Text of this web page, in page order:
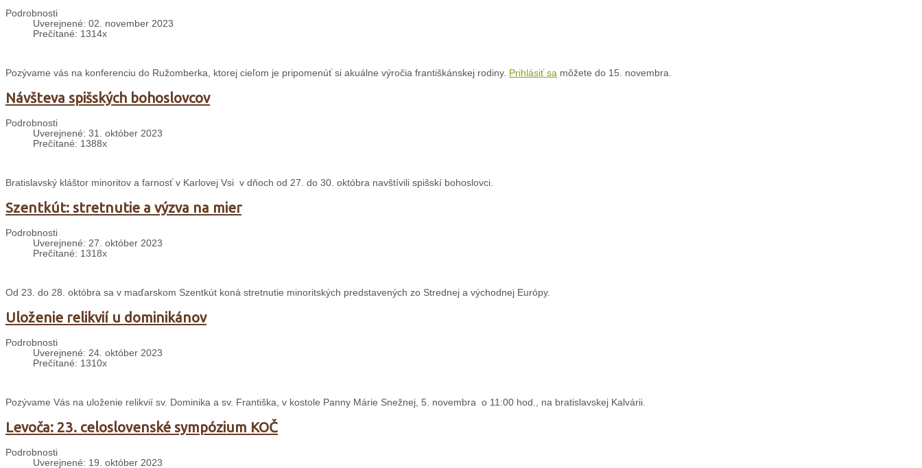
Podrobnosti
Uverejnené: 02. november 2023
Prečítané: 1314x
Pozývame vás na konferenciu do Ružomberka, ktorej cieľom je pripomenúť si akuálne výročia františkánskej rodiny. Prihlásiť sa môžete do 15. novembra.
Návšteva spišských bohoslovcov
Podrobnosti
Uverejnené: 31. október 2023
Prečítané: 1388x
Bratislavský kláštor minoritov a farnosť v Karlovej Vsi v dňoch od 27. do 30. októbra navštívili spišskí bohoslovci.
Szentkút: stretnutie a výzva na mier
Podrobnosti
Uverejnené: 27. október 2023
Prečítané: 1318x
Od 23. do 28. októbra sa v maďarskom Szentkút koná stretnutie minoritských predstavených zo Strednej a východnej Európy.
Uloženie relikvií u dominikánov
Podrobnosti
Uverejnené: 24. október 2023
Prečítané: 1310x
Pozývame Vás na uloženie relikvií sv. Dominika a sv. Františka, v kostole Panny Márie Snežnej, 5. novembra o 11:00 hod., na bratislavskej Kalvárii.
Levoča: 23. celoslovenské sympózium KOČ
Podrobnosti
Uverejnené: 19. október 2023